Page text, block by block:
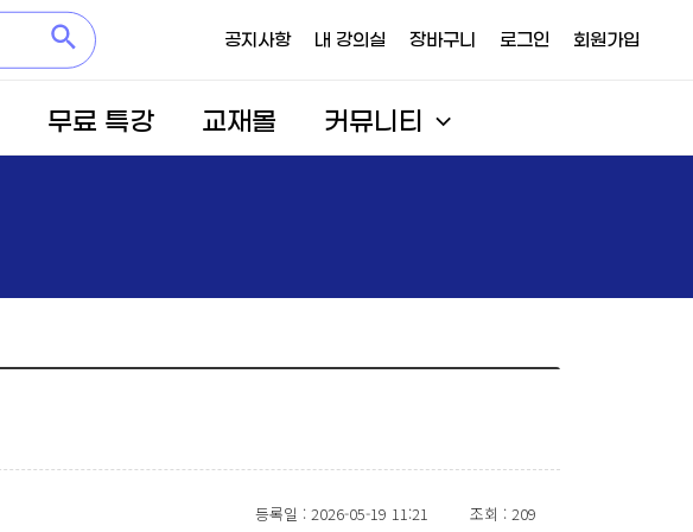
공지사항 내 강의실 장바구니 로그인 회원가입
무료 특강 교재몰 커뮤니티
조회 : 209
등록일 : 2026-05-19 11:21